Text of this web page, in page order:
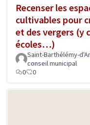
Recenser les
cultivables pour
et des vergers (y
écoles…)
Saint-Barthélémy-
conseil municipal
0
0